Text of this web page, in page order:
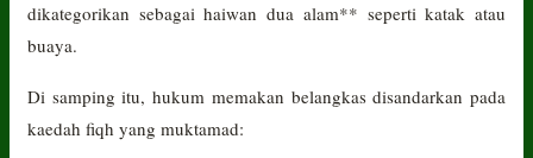
dikategorikan sebagai haiwan dua alam** seperti katak atau
buaya.
Di samping itu, hukum memakan belangkas disandarkan pada
kaedah fiqh yang muktamad: